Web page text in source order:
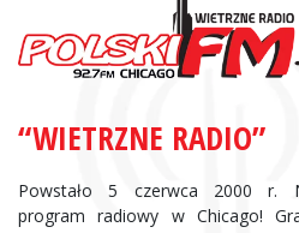
“WIETRZNE RADIO”
Powstało 5 czerwca 2000 r.
program radiowy w Chicago!